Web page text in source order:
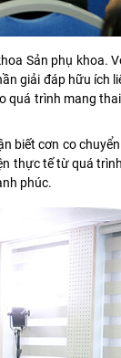
Sản phụ khoa.
giải đáp hữu ích
quá trình mang
biết cơn co chuyển
thực tế từ quá
phúc.